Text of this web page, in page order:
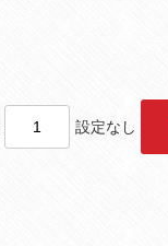
設定なし